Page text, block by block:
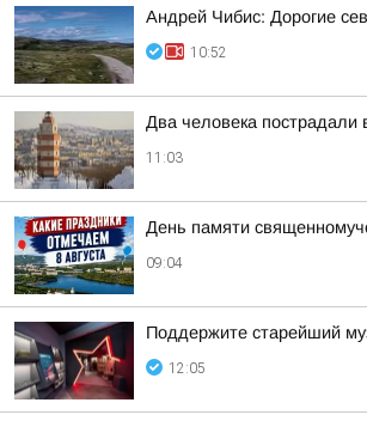
Андрей Чибис: Дорогие
10:52
Два человека пострадали
11:03
День памяти
09:04
Поддержите старейший
12:05